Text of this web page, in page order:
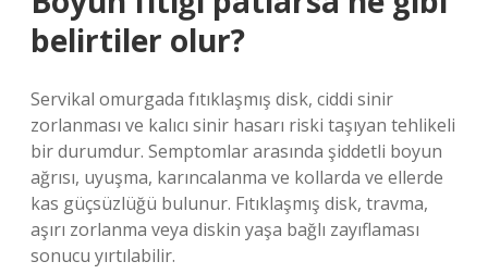
belirtiler olur?
Servikal omurgada fıtıklaşmış disk, ciddi sinir
zorlanması ve kalıcı sinir hasarı riski taşıyan tehlikeli
bir durumdur. Semptomlar arasında şiddetli boyun
ağrısı, uyuşma, karıncalanma ve kollarda ve ellerde
kas güçsüzlüğü bulunur. Fıtıklaşmış disk, travma,
aşırı zorlanma veya diskin yaşa bağlı zayıflaması
sonucu yırtılabilir.